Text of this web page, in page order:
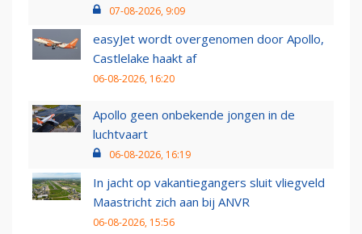
07-08-2026, 9:09
easyJet wordt overgenomen door Apollo,
Castlelake haakt af
06-08-2026, 16:20
Apollo geen onbekende jongen in de
luchtvaart
06-08-2026, 16:19
In jacht op vakantiegangers sluit vliegveld
Maastricht zich aan bij ANVR
06-08-2026, 15:56